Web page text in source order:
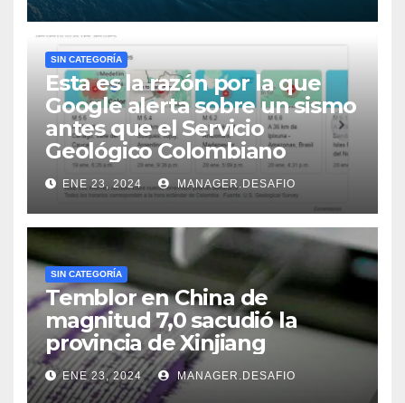
SIN CATEGORÍA
Esta es la razón por la que
Google alerta sobre un sismo
antes que el Servicio
Geológico Colombiano
ENE 23, 2024 MANAGER.DESAFIO
SIN CATEGORÍA
Temblor en China de
magnitud 7,0 sacudió la
provincia de Xinjiang
ENE 23, 2024 MANAGER.DESAFIO